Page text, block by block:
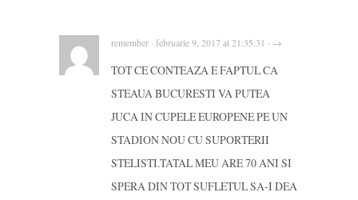
remember · februarie 9, 2017 at 21:35:31 · →
TOT CE CONTEAZA E FAPTUL CA
STEAUA BUCURESTI VA PUTEA
JUCA IN CUPELE EUROPENE PE UN
STADION NOU CU SUPORTERII
STELISTI.TATAL MEU ARE 70 ANI SI
SPERA DIN TOT SUFLETUL SA-I DEA